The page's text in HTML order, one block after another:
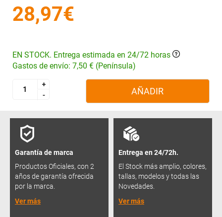
28,97€
EN STOCK. Entrega estimada en 24/72 horas
Gastos de envío: 7,50 € (Península)
+
-
+
-
AÑADIR
Garantía de marca
Productos Oficiales, con 2
años de garantía ofrecida
por la marca.
Ver más
Entrega en 24/72h.
El Stock más amplio, colores,
tallas, modelos y todas las
Novedades.
Ver más